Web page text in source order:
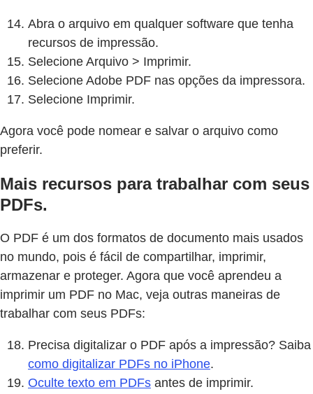
Abra o arquivo em qualquer software que tenha
recursos de impressão.
Selecione Arquivo > Imprimir.
Selecione Adobe PDF nas opções da impressora.
Selecione Imprimir.
Agora você pode nomear e salvar o arquivo como
preferir.
Mais recursos para trabalhar com seus
PDFs.
O PDF é um dos formatos de documento mais usados
no mundo, pois é fácil de compartilhar, imprimir,
armazenar e proteger. Agora que você aprendeu a
imprimir um PDF no Mac, veja outras maneiras de
trabalhar com seus PDFs:
Precisa digitalizar o PDF após a impressão? Saiba
como digitalizar PDFs no iPhone.
Oculte texto em PDFs antes de imprimir.